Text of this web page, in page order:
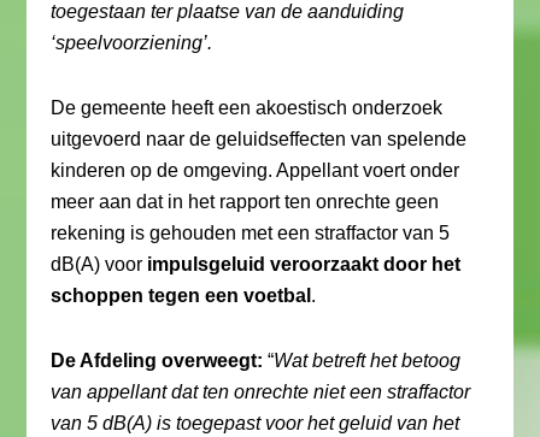
toegestaan ter plaatse van de aanduiding
‘speelvoorziening’.
De gemeente heeft een akoestisch onderzoek
uitgevoerd naar de geluidseffecten van spelende
kinderen op de omgeving. Appellant voert onder
meer aan dat in het rapport ten onrechte geen
rekening is gehouden met een straffactor van 5
dB(A) voor impulsgeluid veroorzaakt door het
schoppen tegen een voetbal .
De Afdeling overweegt:“Wat betreft het betoog
van appellant dat ten onrechte niet een straffactor
van 5 dB(A) is toegepast voor het geluid van het